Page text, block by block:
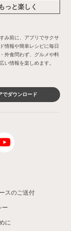
っと楽しく
み前に、アプリでサクサ
情報や簡単レシピに毎日
外食問わず、グルメや料
い情報を楽しめます。
でダウンロード
スのご送付
ー
に